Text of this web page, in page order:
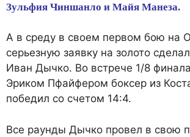
Зульфия Чиншанло и Майя Манеза.
А в среду в своем первом бою на
серьезную заявку на золото
Иван Дычко. Во встрече 1/8
Эриком Пфайфером боксер из
победил со счетом 14:4.
Все раунды Дычко провел в свою